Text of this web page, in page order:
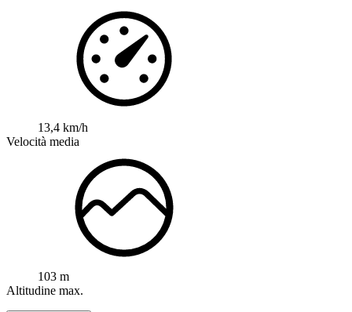
13,4 km/h
Velocità media
103 m
Altitudine max.